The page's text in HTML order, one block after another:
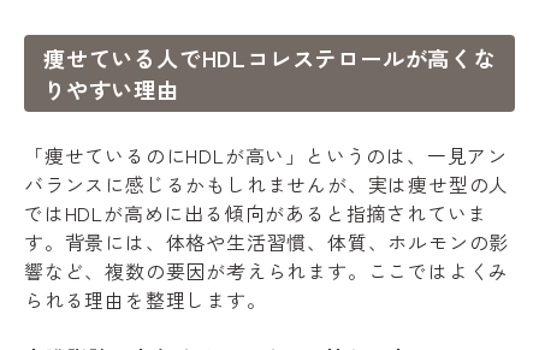
痩せている人でHDLコレステロールが高くな
りやすい理由
「痩せているのにHDLが高い」というのは、一見アン
バランスに感じるかもしれませんが、実は痩せ型の人
ではHDLが高めに出る傾向があると指摘されていま
す。背景には、体格や生活習慣、体質、ホルモンの影
響など、複数の要因が考えられます。ここではよくみ
られる理由を整理します。